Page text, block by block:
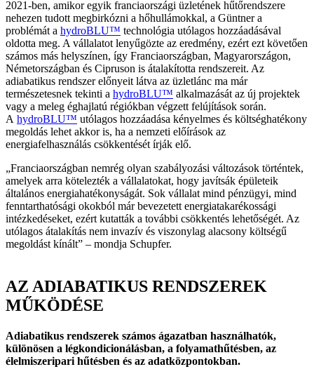
2021-ben, amikor egyik franciaországi üzletének hűtőrendszere
nehezen tudott megbirkózni a hőhullámokkal, a Güntner a
problémát a hydroBLU™ technológia utólagos hozzáadásával
oldotta meg. A vállalatot lenyűgözte az eredmény, ezért ezt követően
számos más helyszínen, így Franciaországban, Magyarországon,
Németországban és Cipruson is átalakította rendszereit. Az
adiabatikus rendszer előnyeit látva az üzletlánc ma már
természetesnek tekinti a hydroBLU™ alkalmazását az új projektek
vagy a meleg éghajlatú régiókban végzett felújítások során.
A hydroBLU™ utólagos hozzáadása kényelmes és költséghatékony
megoldás lehet akkor is, ha a nemzeti előírások az
energiafelhasználás csökkentését írják elő.
„Franciaországban nemrég olyan szabályozási változások történtek,
amelyek arra kötelezték a vállalatokat, hogy javítsák épületeik
általános energiahatékonyságát. Sok vállalat mind pénzügyi, mind
fenntarthatósági okokból már bevezetett energiatakarékossági
intézkedéseket, ezért kutatták a további csökkentés lehetőségét. Az
utólagos átalakítás nem invazív és viszonylag alacsony költségű
megoldást kínált” – mondja Schupfer.
AZ ADIABATIKUS RENDSZEREK
MŰKÖDÉSE
Adiabatikus rendszerek számos ágazatban használhatók,
különösen a légkondicionálásban, a folyamathűtésben, az
élelmiszeripari hűtésben és az adatközpontokban.